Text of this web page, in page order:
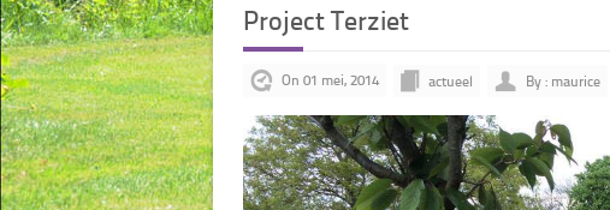
Project Terziet
On 01 mei, 2014 actueel By : maurice